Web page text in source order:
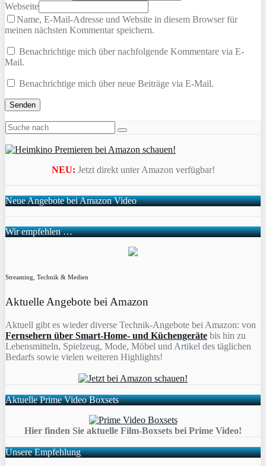
Webseite
Name, E-Mail-Adresse und Website in diesem Browser für
meinen nächsten Kommentar speichern.
Benachrichtige mich über nachfolgende Kommentare via E-
Mail.
Benachrichtige mich über neue Beiträge via E-Mail.
NEU: Jetzt direkt unter Amazon verfügbar!
Neue Angebote bei Amazon Video
Wir empfehlen …
Streaming, Technik & Medien
Aktuelle Angebote bei Amazon
Aktuell gibt es wieder diverse Technik-Angebote bei Amazon: von
Fernsehern über Smart-Home- und Küchengeräte bis hin zu
Lebensmitteln, Spielzeug, Mode, Möbel und Artikel des täglichen
Bedarfs sowie vielen weiteren Highlights!
Aktuelle Prime Video Boxsets
Hier finden Sie aktuelle Film-Boxsets bei Prime Video!
Unsere Empfehlung